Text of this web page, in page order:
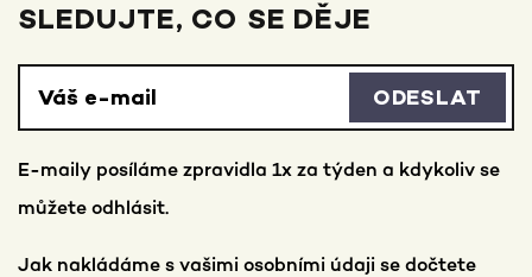
SLEDUJTE, CO SE DĚJE
ODESLAT
E-maily posíláme zpravidla 1x za týden a kdykoliv se
můžete odhlásit.
Jak nakládáme s vašimi osobními údaji se dočtete